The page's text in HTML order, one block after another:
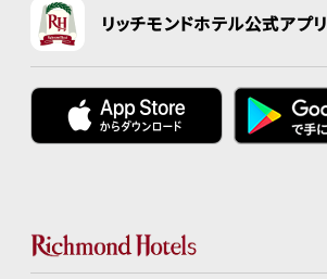
リッチモンドホテル公式アプリ